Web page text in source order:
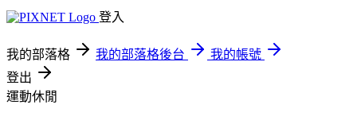
登入
我的部落格 我的部落格後台
我的帳號
登出
運動休閒